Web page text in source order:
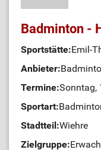
Badminton -
Sportstätte:Emil-
Anbieter:
Termine:Sonntag,
Sportart:
Stadtteil:Wiehre
Zielgruppe: